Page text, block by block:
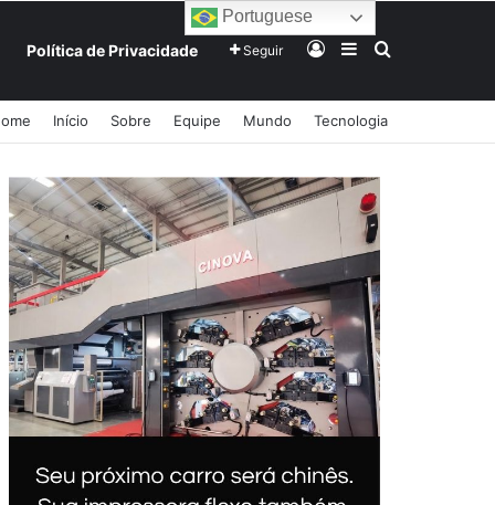
Política de Privacidade Seguir EntrarBarra Lateral
Procurar por
Início Sobre Equipe Mundo Tecnologia
Portuguese